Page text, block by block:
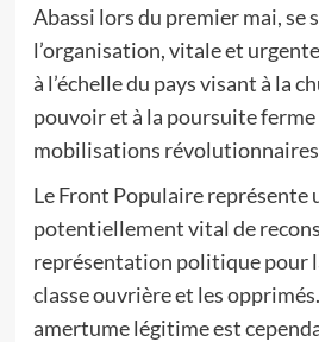
Abassi lors du premier mai, se
l’organisation, vitale et
à l’échelle du pays visant à la
pouvoir et à la poursuite ferme
mobilisations révolutionnaires
Le Front Populaire représente
potentiellement vital de
représentation politique pour
classe ouvrière et les
amertume légitime est